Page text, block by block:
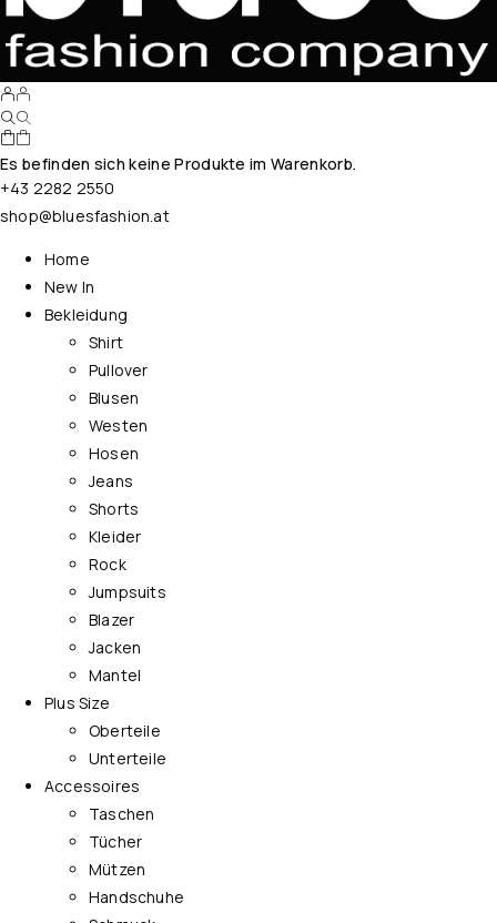
Es befinden sich keine Produkte im Warenkorb.
+43 2282 2550
shop@bluesfashion.at
Home
New In
Bekleidung
Shirt
Pullover
Blusen
Westen
Hosen
Jeans
Shorts
Kleider
Rock
Jumpsuits
Blazer
Jacken
Mantel
Plus Size
Oberteile
Unterteile
Accessoires
Taschen
Tücher
Mützen
Handschuhe